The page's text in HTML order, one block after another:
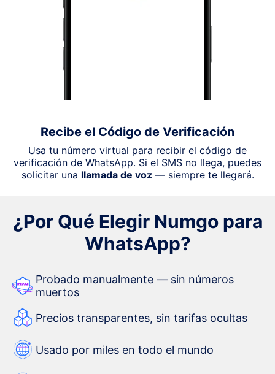
Recibe el Código de Verificación
Usa tu número virtual para recibir el código de
verificación de WhatsApp. Si el SMS no llega, puedes
solicitar una llamada de voz— siempre te llegará.
¿Por Qué Elegir Numgo para
WhatsApp?
Probado manualmente — sin números
muertos
Precios transparentes, sin tarifas ocultas
Usado por miles en todo el mundo